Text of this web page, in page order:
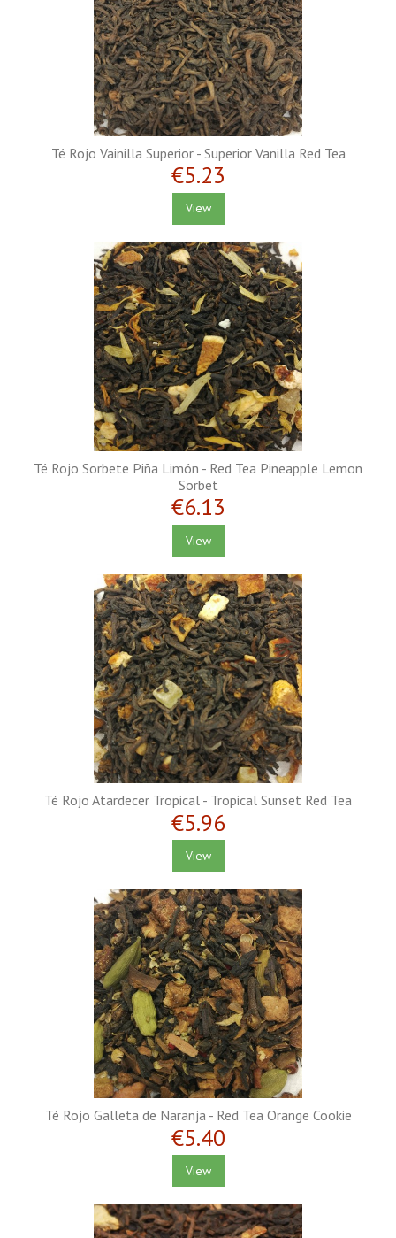
Té Rojo Vainilla Superior - Superior Vanilla Red Tea
€5.23
View
Té Rojo Sorbete Piña Limón - Red Tea Pineapple Lemon
Sorbet
€6.13
View
Té Rojo Atardecer Tropical - Tropical Sunset Red Tea
€5.96
View
Té Rojo Galleta de Naranja - Red Tea Orange Cookie
€5.40
View